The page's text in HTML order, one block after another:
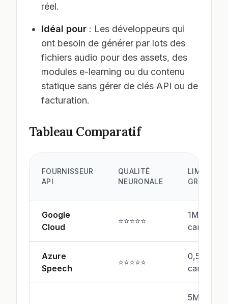
réel.
Idéal pour : Les développeurs qui
ont besoin de générer par lots des
fichiers audio pour des assets, des
modules e-learning ou du contenu
statique sans gérer de clés API ou de
facturation.
Tableau Comparatif
FOURNISSEUR
API
QUALITÉ
NEURONALE
LIMITE
GRATUITE
Google
Cloud
⭐⭐⭐⭐⭐
1M
car./mois
Azure
Speech
⭐⭐⭐⭐⭐
0,5M
car./mois
5M